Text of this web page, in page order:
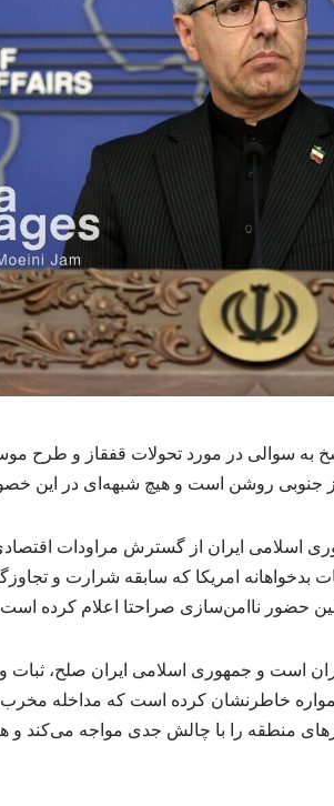
جنوبی روشن است و هیچ شبهه‌ای در این
اسلامی ایران از گسترش مراودات اقتصادی
بدخواهانه امریکا که سابقه شرارت و
حضور ناامن‌سازی صراحتا اعلام کرده‌
است و جمهوری اسلامی ایران صلح، ثبات
همواره خاطرنشان کرده است که مداخله
منطقه را با چالش جدی مواجه می‌کند و